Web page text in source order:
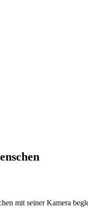
mit seiner Kamera